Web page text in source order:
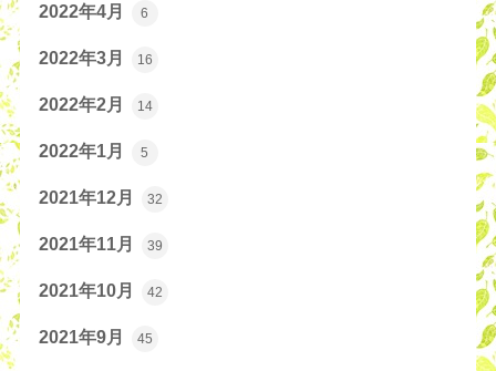
2022年4月 6
2022年3月 16
2022年2月 14
2022年1月 5
2021年12月 32
2021年11月 39
2021年10月 42
2021年9月 45